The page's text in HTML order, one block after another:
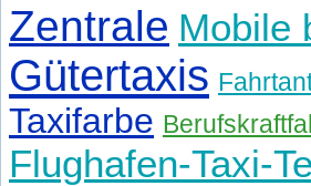
Zentrale Mobile
Gütertaxis
Taxifarbe
Flughafen-Taxi-